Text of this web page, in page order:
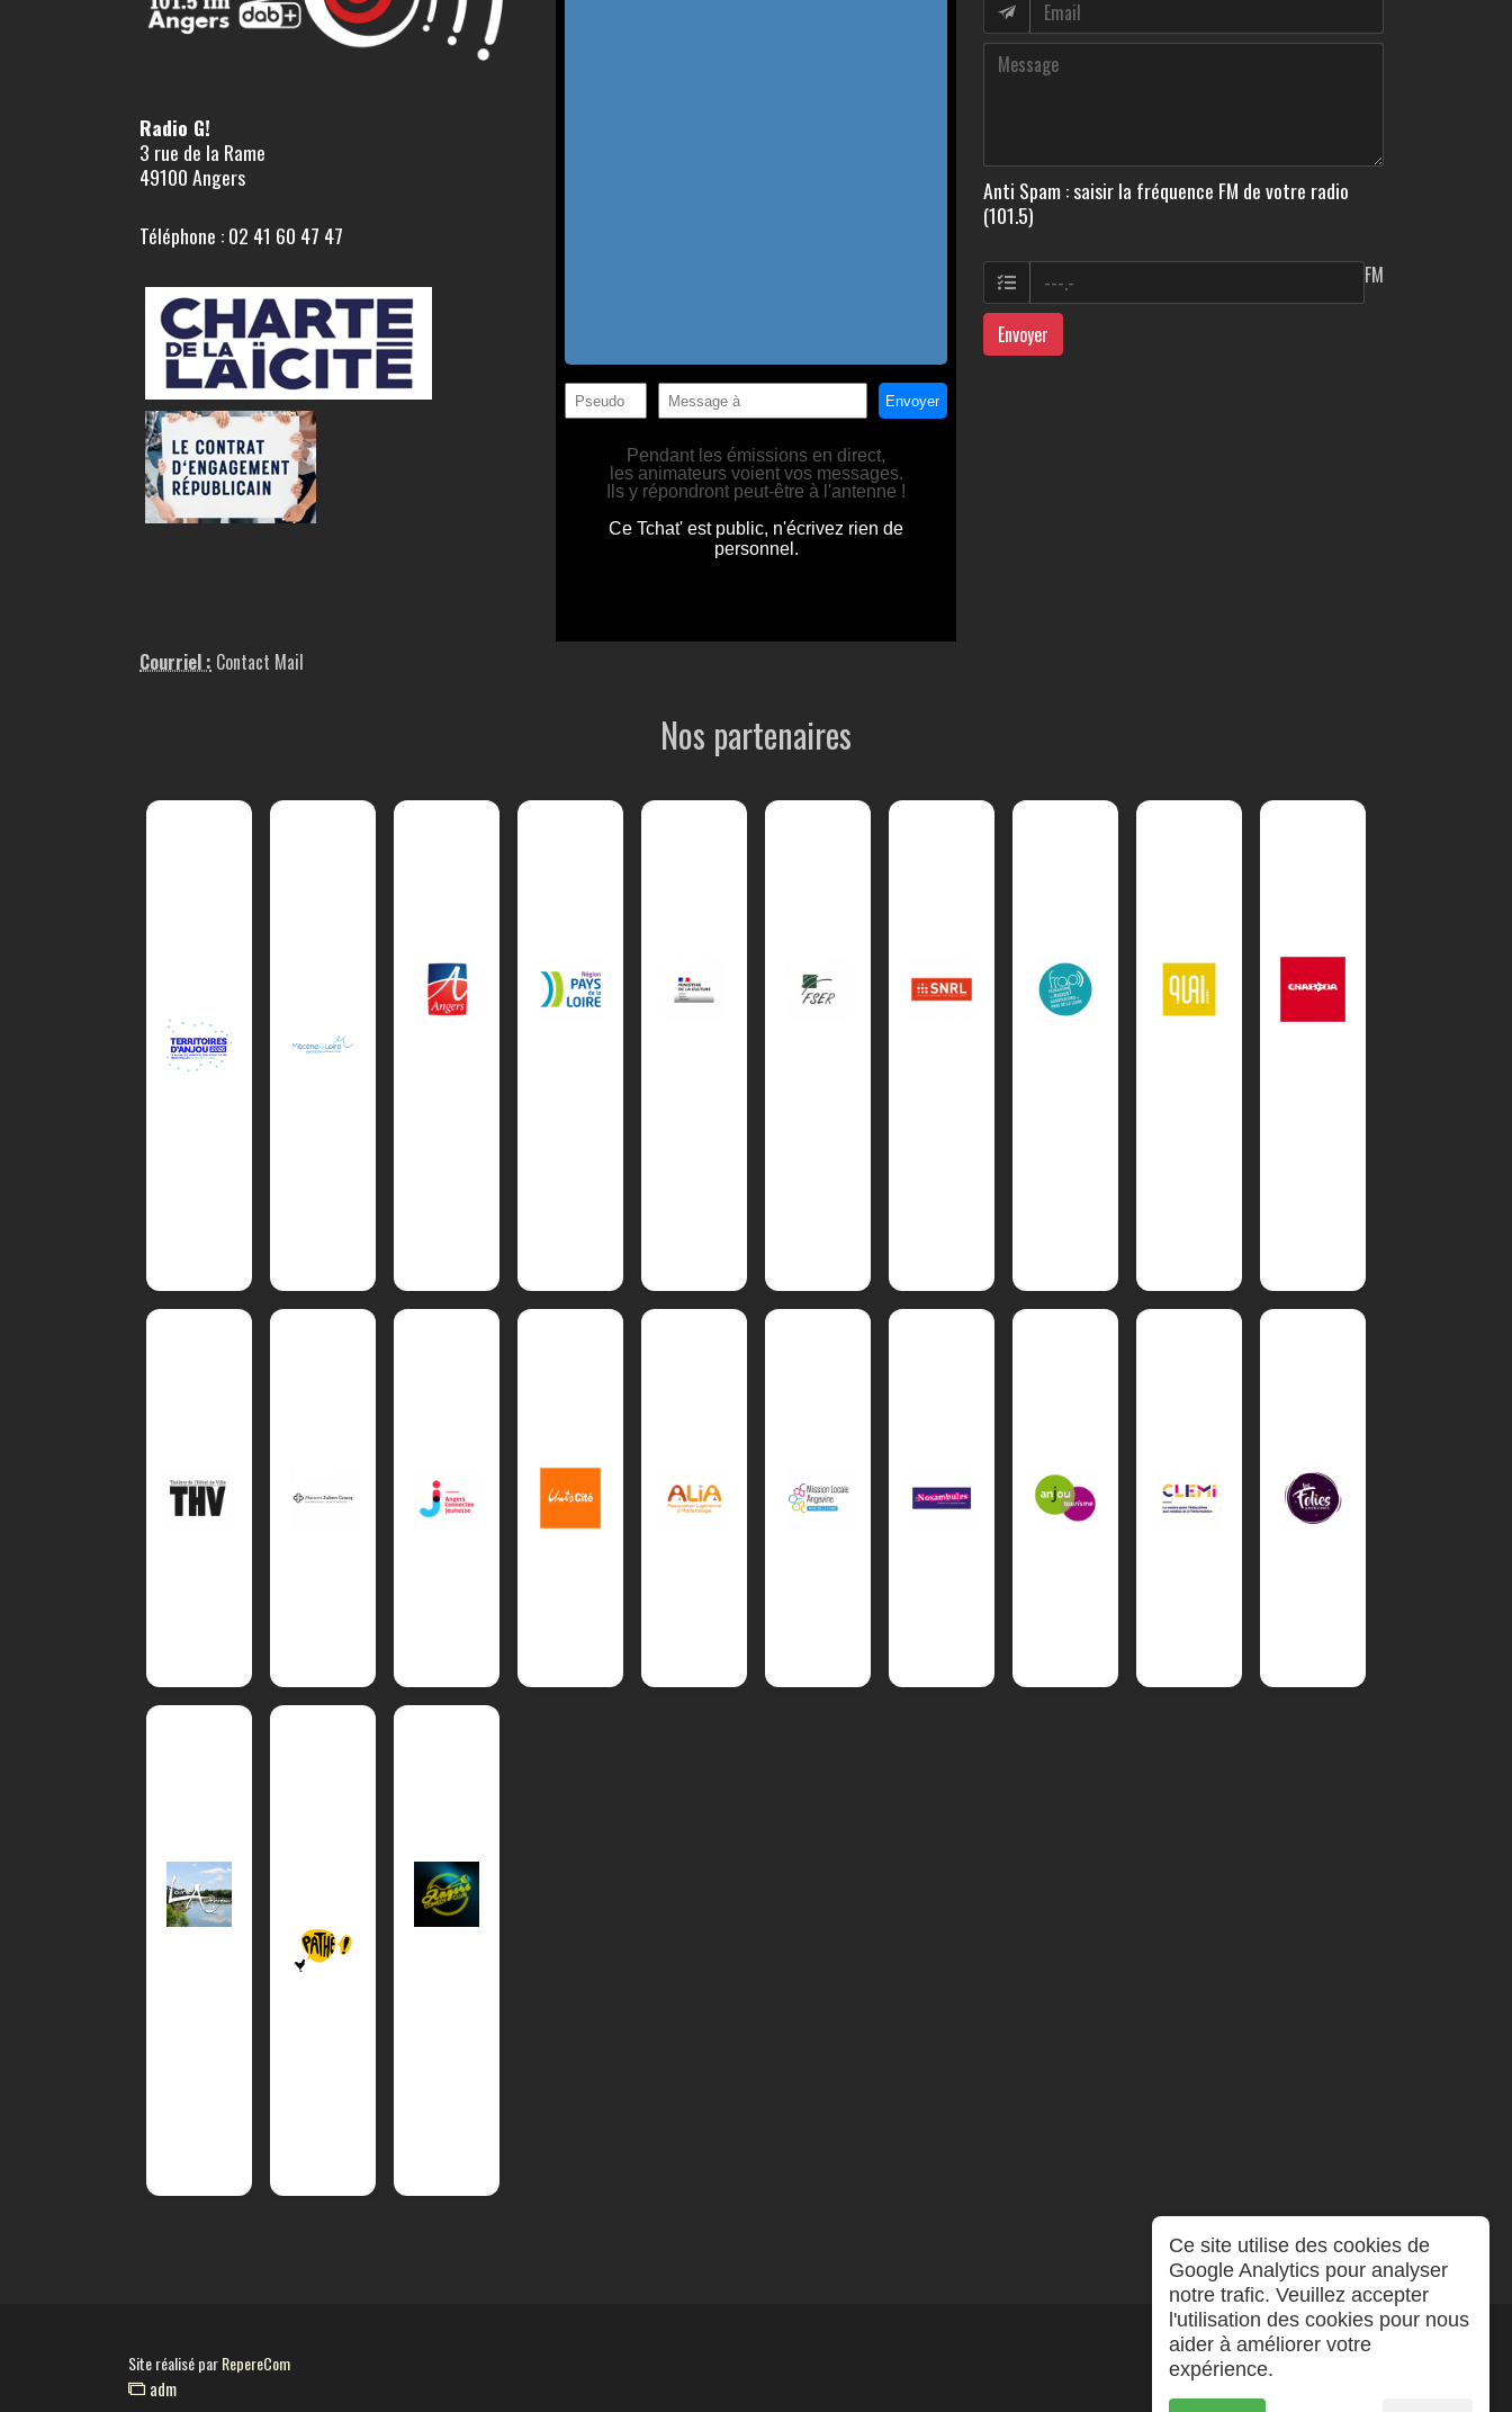
Radio G!
3 rue de la Rame
49100 Angers
Téléphone : 02 41 60 47 47
Courriel : Contact Mail
Anti Spam : saisir la fréquence FM de votre radio
(101.5)
FM
Envoyer
Nos partenaires
Site réalisé parRepereCom
adm
Ce site utilise des cookies de
Google Analytics pour analyser
notre trafic. Veuillez accepter
l'utilisation des cookies pour nous
aider à améliorer votre
expérience.